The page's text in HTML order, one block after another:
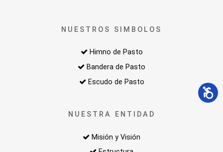
NUESTROS SIMBOLOS
Himno de Pasto
Bandera de Pasto
Escudo de Pasto
NUESTRA ENTIDAD
Misión y Visión